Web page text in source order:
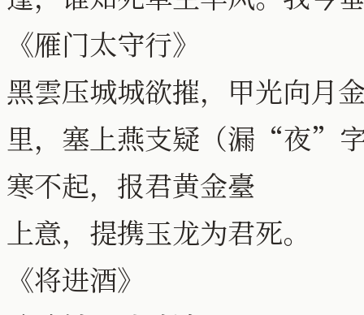
《雁门太守行》
黑雲压城城欲摧，甲光向月
里，塞上燕支疑（漏“夜”
寒不起，报君黄金臺
上意，提携玉龙为君死。
《将进酒》